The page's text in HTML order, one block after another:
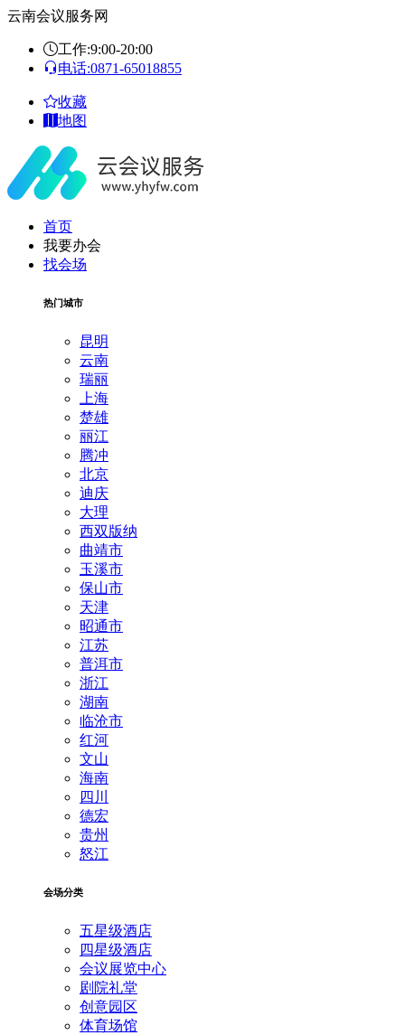
云南会议服务网
工作:9:00-20:00
电话:0871-65018855
收藏
地图
首页
我要办会
找会场
热门城市
昆明
云南
瑞丽
上海
楚雄
丽江
腾冲
北京
迪庆
大理
西双版纳
曲靖市
玉溪市
保山市
天津
昭通市
江苏
普洱市
浙江
湖南
临沧市
红河
文山
海南
四川
德宏
贵州
怒江
会场分类
五星级酒店
四星级酒店
会议展览中心
剧院礼堂
创意园区
体育场馆